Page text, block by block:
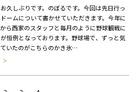
久しぶりです。のぼるです。今回は先日行っ
ームについて書かせていただきます。今年に
ら西家のスタッフと毎月のように野球観戦に
恒例となっております。野球場で、ずっと気
いたのがこちらのかき氷…